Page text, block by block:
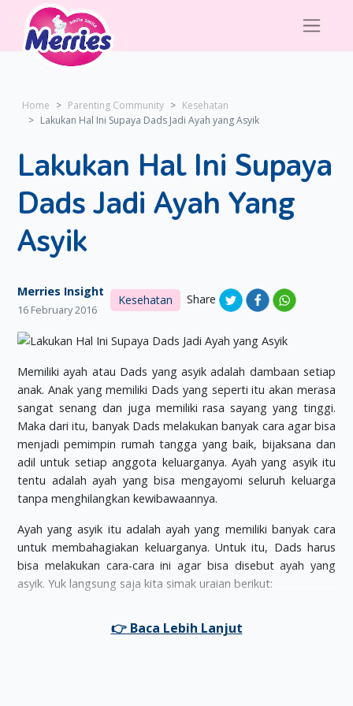
Home Parenting Community
Kesehatan
Lakukan Hal Ini Supaya Dads Jadi Ayah yang Asyik
Lakukan Hal Ini Supaya
Dads Jadi Ayah Yang
Asyik
Merries Insight
16 February 2016
Kesehatan Share
Memiliki ayah atau Dads yang asyik adalah dambaan setiap
anak. Anak yang memiliki Dads yang seperti itu akan merasa
sangat senang dan juga memiliki rasa sayang yang tinggi.
Maka dari itu, banyak Dads melakukan banyak cara agar bisa
menjadi pemimpin rumah tangga yang baik, bijaksana dan
adil untuk setiap anggota keluarganya. Ayah yang asyik itu
tentu adalah ayah yang bisa mengayomi seluruh keluarga
tanpa menghilangkan kewibawaannya.
Ayah yang asyik itu adalah ayah yang memiliki banyak cara
untuk membahagiakan keluarganya. Untuk itu, Dads harus
bisa melakukan cara-cara ini agar bisa disebut ayah yang
asyik. Yuk langsung saja kita simak uraian berikut:
Kadang Dads yang sudah lelah bekerja tidak mau